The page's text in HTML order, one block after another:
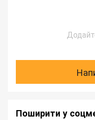
Поширити у